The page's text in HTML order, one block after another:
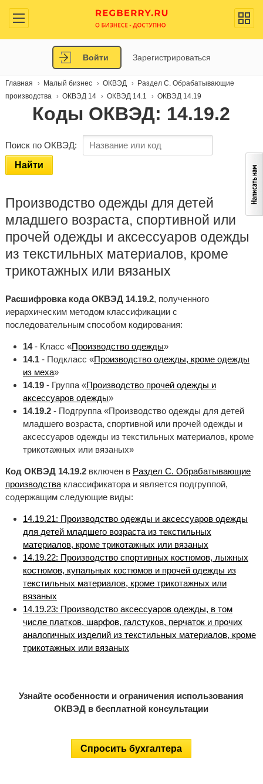
Войти Зарегистрироваться
Главная Малый бизнес ОКВЭД
Раздел C. Обрабатывающие
производства
ОКВЭД 14 ОКВЭД 14.1 ОКВЭД 14.19
Коды ОКВЭД: 14.19.2
Поиск по ОКВЭД:
Найти
Производство одежды для детей
младшего возраста, спортивной или
прочей одежды и аксессуаров одежды
из текстильных материалов, кроме
трикотажных или вязаных
Расшифровка кода ОКВЭД 14.19.2, полученного
иерархическим методом классификации с
последовательным способом кодирования:
14- Класс «Производство одежды»
14.1- Подкласс «Производство одежды, кроме одежды
из меха»
14.19- Группа «Производство прочей одежды и
аксессуаров одежды»
14.19.2- Подгруппа «Производство одежды для детей
младшего возраста, спортивной или прочей одежды и
аксессуаров одежды из текстильных материалов, кроме
трикотажных или вязаных»
Код ОКВЭД 14.19.2включен в Раздел C. Обрабатывающие
производстваклассификатора и является подгруппой,
содержащим следующие виды:
14.19.21: Производство одежды и аксессуаров одежды
для детей младшего возраста из текстильных
материалов, кроме трикотажных или вязаных
14.19.22: Производство спортивных костюмов, лыжных
костюмов, купальных костюмов и прочей одежды из
текстильных материалов, кроме трикотажных или
вязаных
14.19.23: Производство аксессуаров одежды, в том
числе платков, шарфов, галстуков, перчаток и прочих
аналогичных изделий из текстильных материалов, кроме
трикотажных или вязаных
Узнайте особенности и ограничения использования
ОКВЭД в бесплатной консультации
Спросить бухгалтера